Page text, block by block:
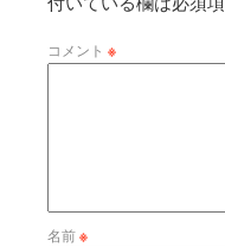
コメント ※
名前※